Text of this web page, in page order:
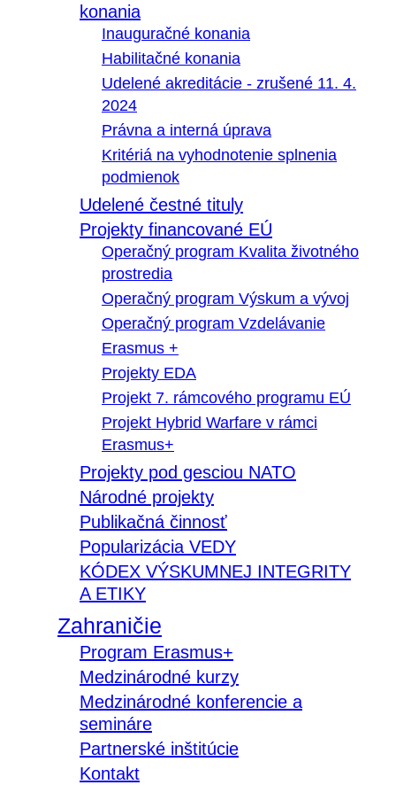
konania
Inauguračné konania
Habilitačné konania
Udelené akreditácie - zrušené 11. 4.
2024
Právna a interná úprava
Kritériá na vyhodnotenie splnenia
podmienok
Udelené čestné tituly
Projekty financované EÚ
Operačný program Kvalita životného
prostredia
Operačný program Výskum a vývoj
Operačný program Vzdelávanie
Erasmus +
Projekty EDA
Projekt 7. rámcového programu EÚ
Projekt Hybrid Warfare v rámci
Erasmus+
Projekty pod gesciou NATO
Národné projekty
Publikačná činnosť
Popularizácia VEDY
KÓDEX VÝSKUMNEJ INTEGRITY
A ETIKY
Zahraničie
Program Erasmus+
Medzinárodné kurzy
Medzinárodné konferencie a
semináre
Partnerské inštitúcie
Kontakt